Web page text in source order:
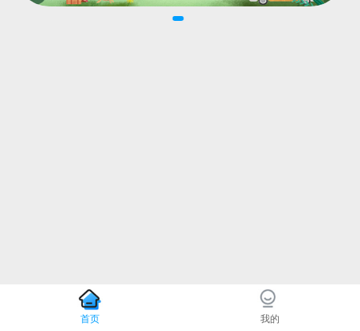
首页 我的